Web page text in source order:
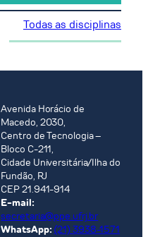
Todas as disciplinas
Avenida Horácio de
Macedo, 2030,
Centro de Tecnologia –
Bloco C-211,
Cidade Universitária/Ilha do
Fundão, RJ
CEP 21.941-914
E-mail:
secretaria@ppe.ufrj.br
WhatsApp: (21) 3938-1571